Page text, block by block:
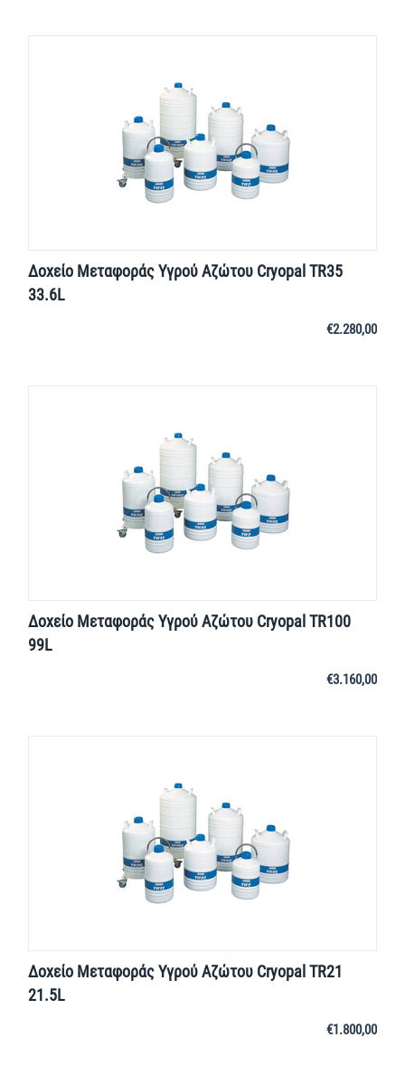
Δοχείο Μεταφοράς Yγρού Aζώτου Cryopal TR35
33.6L
€2.280,00
Δοχείο Μεταφοράς Yγρού Aζώτου Cryopal TR100
99L
€3.160,00
Δοχείο Μεταφοράς Yγρού Aζώτου Cryopal TR21
21.5L
€1.800,00